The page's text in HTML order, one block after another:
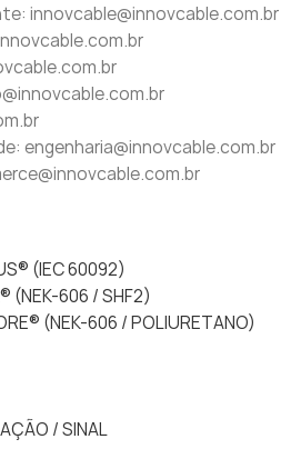
innovcable@innovcable.com.br
engenharia@innovcable.com.br
(IEC 60092)
(NEK-606 / SHF2)
(NEK-606 / POLIURETANO)
/ SINAL